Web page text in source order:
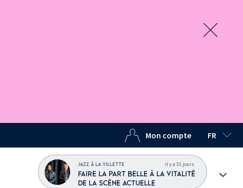
Mon compte FR
LANGUE
JAZZ À LA VILLETTE il y a 31 jours
FAIRE LA PART BELLE À LA VITALITÉ
DE LA SCÈNE ACTUELLE